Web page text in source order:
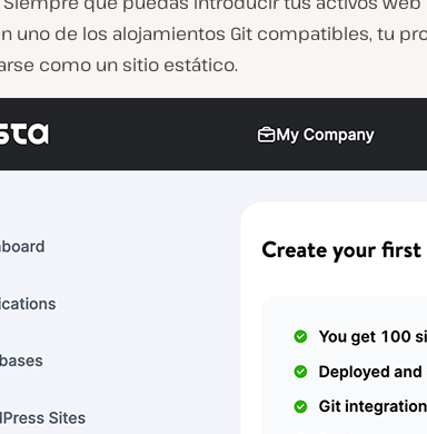
uno de los alojamientos Git compatibles, tu
como un sitio estático.